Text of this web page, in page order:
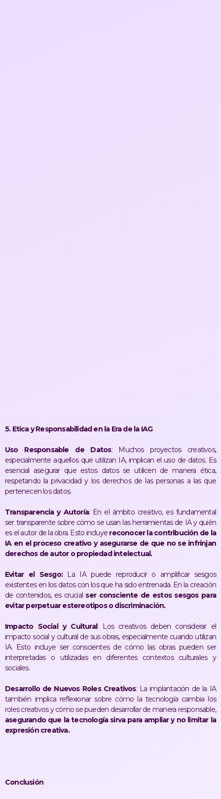
5. Etica y Responsabilidad en la Era de la IAG
Uso Responsable de Datos: Muchos proyectos creativos,
especialmente aquellos que utilizan IA, implican el uso de datos. Es
esencial asegurar que estos datos se utilicen de manera ética,
respetando la privacidad y los derechos de las personas a las que
pertenecen los datos.
Transparencia y Autoría: En el ámbito creativo, es fundamental
ser transparente sobre cómo se usan las herramientas de IA y quién
es el autor de la obra. Esto incluye reconocer la contribución de la
IA en el proceso creativo y asegurarse de que no se infrinjan
derechos de autor o propiedad intelectual.
Evitar el Sesgo:La IA puede reproducir o amplificar sesgos
existentes en los datos con los que ha sido entrenada. En la creación
de contenidos, es crucial ser consciente de estos sesgos para
evitar perpetuar estereotipos o discriminación.
Impacto Social y Cultural: Los creativos deben considerar el
impacto social y cultural de sus obras, especialmente cuando utilizan
IA. Esto incluye ser conscientes de cómo las obras pueden ser
interpretadas o utilizadas en diferentes contextos culturales y
sociales.
Desarrollo de Nuevos Roles Creativos: La implantación de la IA
también implica reflexionar sobre cómo la tecnología cambia los
roles creativos y cómo se pueden desarrollar de manera responsable,
asegurando que la tecnología sirva para ampliar y no limitar la
expresión creativa.
Conclusión